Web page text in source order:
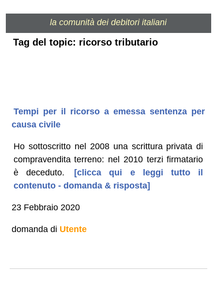
la comunità dei debitori italiani
Tag del topic: ricorso tributario
Tempi per il ricorso a emessa sentenza per
causa civile
Ho sottoscritto nel 2008 una scrittura privata di
compravendita terreno: nel 2010 terzi firmatario
è deceduto.
[clicca qui e leggi tutto il
contenuto - domanda & risposta]
23 Febbraio 2020
domanda di Utente